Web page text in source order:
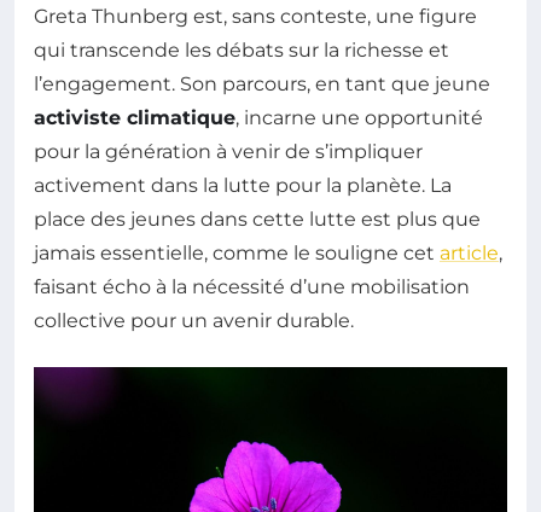
Greta Thunberg est, sans conteste, une figure
qui transcende les débats sur la richesse et
l’engagement. Son parcours, en tant que jeune
activiste climatique, incarne une opportunité
pour la génération à venir de s’impliquer
activement dans la lutte pour la planète. La
place des jeunes dans cette lutte est plus que
jamais essentielle, comme le souligne cet article,
faisant écho à la nécessité d’une mobilisation
collective pour un avenir durable.